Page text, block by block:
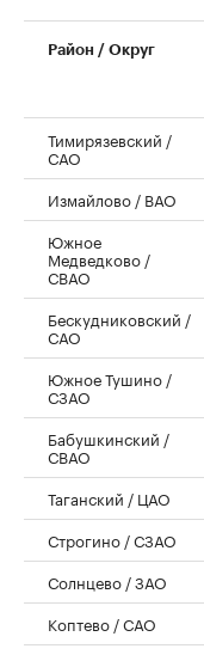
00:00 /
Район / Округ
Тимирязевский /
САО
Измайлово / ВАО
Южное
Медведково /
СВАО
Бескудниковский /
САО
Южное Тушино /
СЗАО
Бабушкинский /
СВАО
Таганский / ЦАО
Строгино / СЗАО
Солнцево / ЗАО
Коптево / САО